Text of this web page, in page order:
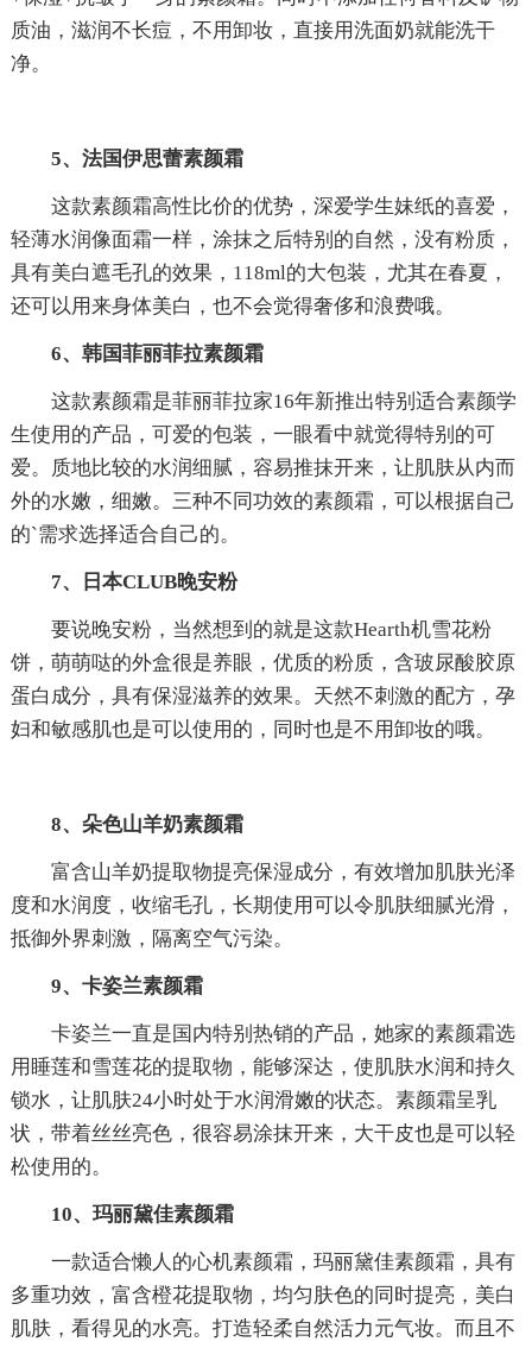
质油，滋润不长痘，不用卸妆，直接用洗面奶就能洗干
净。
5、法国伊思蕾素颜霜
这款素颜霜高性比价的优势，深爱学生妹纸的喜爱，
轻薄水润像面霜一样，涂抹之后特别的自然，没有粉质，
具有美白遮毛孔的效果，118ml的大包装，尤其在春夏，
还可以用来身体美白，也不会觉得奢侈和浪费哦。
6、韩国菲丽菲拉素颜霜
这款素颜霜是菲丽菲拉家16年新推出特别适合素颜学
生使用的产品，可爱的包装，一眼看中就觉得特别的可
爱。质地比较的水润细腻，容易推抹开来，让肌肤从内而
外的水嫩，细嫩。三种不同功效的素颜霜，可以根据自己
的`需求选择适合自己的。
7、日本CLUB晚安粉
要说晚安粉，当然想到的就是这款Hearth机雪花粉
饼，萌萌哒的外盒很是养眼，优质的粉质，含玻尿酸胶原
蛋白成分，具有保湿滋养的效果。天然不刺激的配方，孕
妇和敏感肌也是可以使用的，同时也是不用卸妆的哦。
8、朵色山羊奶素颜霜
富含山羊奶提取物提亮保湿成分，有效增加肌肤光泽
度和水润度，收缩毛孔，长期使用可以令肌肤细腻光滑，
抵御外界刺激，隔离空气污染。
9、卡姿兰素颜霜
卡姿兰一直是国内特别热销的产品，她家的素颜霜选
用睡莲和雪莲花的提取物，能够深达，使肌肤水润和持久
锁水，让肌肤24小时处于水润滑嫩的状态。素颜霜呈乳
状，带着丝丝亮色，很容易涂抹开来，大干皮也是可以轻
松使用的。
10、玛丽黛佳素颜霜
一款适合懒人的心机素颜霜，玛丽黛佳素颜霜，具有
多重功效，富含橙花提取物，均匀肤色的同时提亮，美白
肌肤，看得见的水亮。打造轻柔自然活力元气妆。而且不